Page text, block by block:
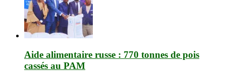
Aide alimentaire russe : 770 tonnes de pois
cassés au PAM